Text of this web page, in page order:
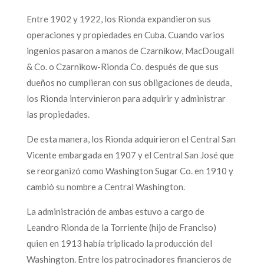
Entre 1902 y 1922, los Rionda expandieron sus
operaciones y propiedades en Cuba. Cuando varios
ingenios pasaron a manos de Czarnikow, MacDougall
& Co. o Czarnikow-Rionda Co. después de que sus
dueños no cumplieran con sus obligaciones de deuda,
los Rionda intervinieron para adquirir y administrar
las propiedades.
De esta manera, los Rionda adquirieron el Central San
Vicente embargada en 1907 y el Central San José que
se reorganizó como Washington Sugar Co. en 1910 y
cambió su nombre a Central Washington.
La administración de ambas estuvo a cargo de
Leandro Rionda de la Torriente (hijo de Franciso)
quien en 1913 había triplicado la producción del
Washington. Entre los patrocinadores financieros de